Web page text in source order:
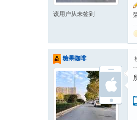
该用户从未签到
糖果咖啡